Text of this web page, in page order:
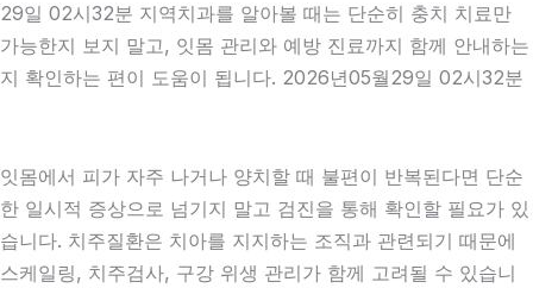
29일 02시32분 지역치과를 알아볼 때는 단순히 충치 치료만
가능한지 보지 말고, 잇몸 관리와 예방 진료까지 함께 안내하는
지 확인하는 편이 도움이 됩니다. 2026년05월29일 02시32분
잇몸에서 피가 자주 나거나 양치할 때 불편이 반복된다면 단순
한 일시적 증상으로 넘기지 말고 검진을 통해 확인할 필요가 있
습니다. 치주질환은 치아를 지지하는 조직과 관련되기 때문에
스케일링, 치주검사, 구강 위생 관리가 함께 고려될 수 있습니